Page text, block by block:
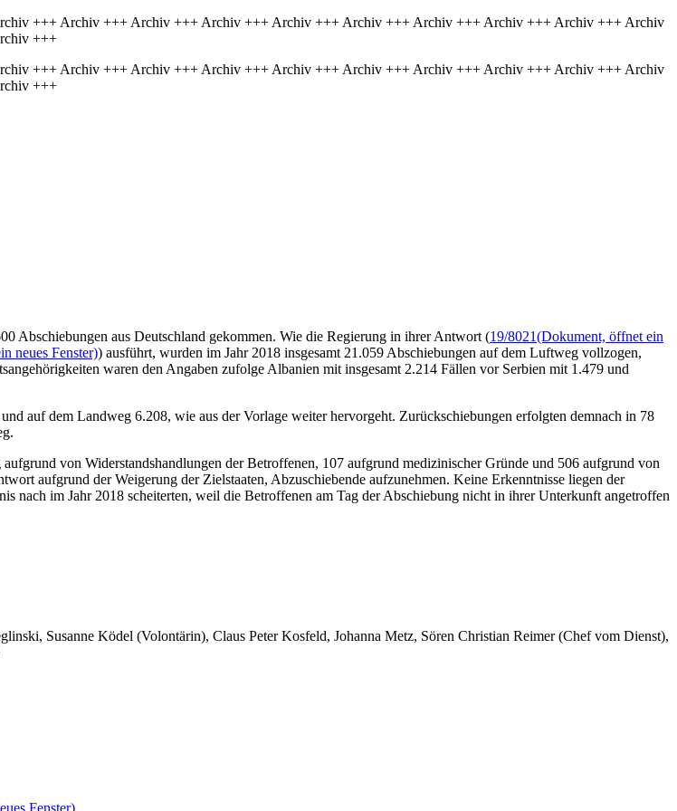
+++ Archiv +++ Archiv +++ Archiv +++ Archiv +++ Archiv +++ Archiv +++ Archiv +++ Archiv +++ Archiv
+++
+++ Archiv +++ Archiv +++ Archiv +++ Archiv +++ Archiv +++ Archiv +++ Archiv +++ Archiv +++ Archiv
+++
Abschiebungen aus Deutschland gekommen. Wie die Regierung in ihrer Antwort (19/8021(Dokument, öffnet ein
neues Fenster)) ausführt, wurden im Jahr 2018 insgesamt 21.059 Abschiebungen auf dem Luftweg vollzogen,
waren den Angaben zufolge Albanien mit insgesamt 2.214 Fällen vor Serbien mit 1.479 und
auf dem Landweg 6.208, wie aus der Vorlage weiter hervorgeht. Zurückschiebungen erfolgten demnach in 78
von Widerstandshandlungen der Betroffenen, 107 aufgrund medizinischer Gründe und 506 aufgrund von
aufgrund der Weigerung der Zielstaaten, Abzuschiebende aufzunehmen. Keine Erkenntnisse liegen der
nach im Jahr 2018 scheiterten, weil die Betroffenen am Tag der Abschiebung nicht in ihrer Unterkunft angetroffen
Susanne Ködel (Volontärin), Claus Peter Kosfeld, Johanna Metz, Sören Christian Reimer (Chef vom Dienst),